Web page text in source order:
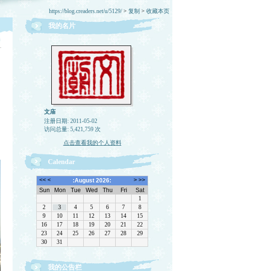
https://blog.creaders.net/u/5129/> 复制 > 收藏本页
我的名片
文庙
注册日期: 2011-05-02
访问总量: 5,421,759 次
点击查看我的个人资料
Calendar
我的公告栏